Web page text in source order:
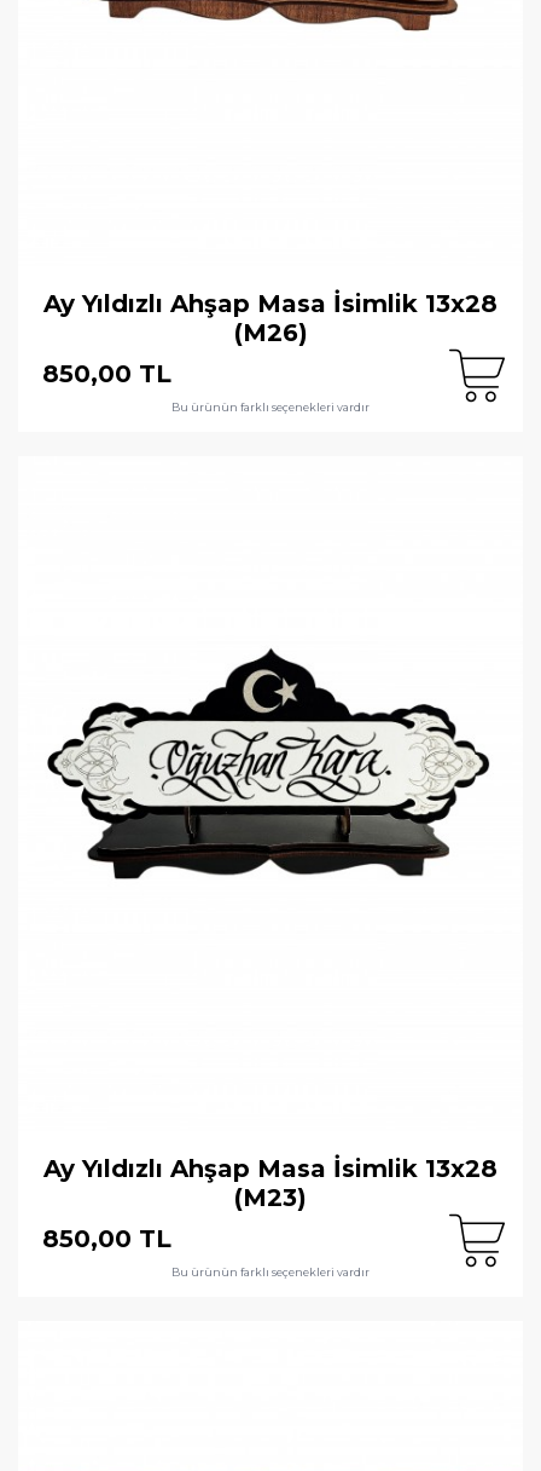
Ay Yıldızlı Ahşap Masa İsimlik 13x28
(M26)
850,00 TL
Bu ürünün farklı seçenekleri vardır
Ay Yıldızlı Ahşap Masa İsimlik 13x28
(M23)
850,00 TL
Bu ürünün farklı seçenekleri vardır